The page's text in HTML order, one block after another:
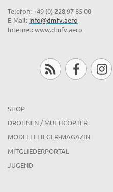
Telefon: +49 (0) 228 97 85 00
E-Mail: info@dmfv.aero
Internet: www.dmfv.aero
SHOP
DROHNEN / MULTICOPTER
MODELLFLIEGER-MAGAZIN
MITGLIEDERPORTAL
JUGEND